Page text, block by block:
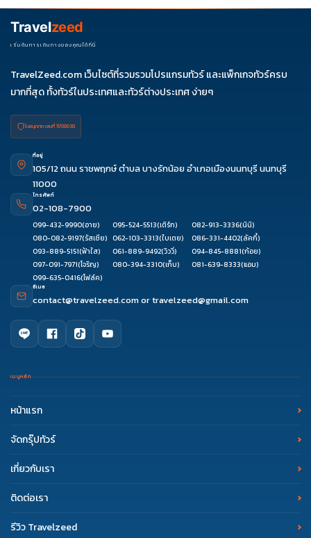
พ.ย. 69
01-05
03-
04-
05-
07-11
10-14
24-28
25-29
26-
30
28-
02
29-
Travelzeed
เริ่มต้นการเดินทางของคุณได้ที่นี่
TravelZeed.com เว็บไซต์ที่รวมรวมโปรแกรมทัวร์ และแพ็กเกจทัวร์ครบ
มากที่สุด ทั้งทัวร์ในประเทศและทัวร์ต่างประเทศ ง่ายๆ
ใบอนุญาต เลขที่ 11/08038
ที่อยู่
105/12 ถนน ราชพฤกษ์ ตำบล บางรักน้อย อำเภอเมืองนนทบุรี นนทบุรี
11000
โทรศัพท์
02-108-7900
099-432-9990(อาย) 095-524-5513(เติร์ก) 082-913-3336(นินิ)
080-082-9197(รัสเซีย) 062-103-3313(ใบเตย) 086-331-4402(ลัคกี้)
093-889-5151(ฟ้าใส) 061-889-9492(วิววี่) 094-845-8881(ก้อย)
097-091-7971(โจริญ) 080-394-3310(เก็บ) 081-639-8333(แอม)
099-635-0416(โฟล์ค)
อีเมล
contact@travelzeed.comortravelzeed@gmail.com
เมนูหลัก
หน้าแรก
จัดกรุ๊ปทัวร์
เกี่ยวกับเรา
ติดต่อเรา
รีวิว Travelzeed